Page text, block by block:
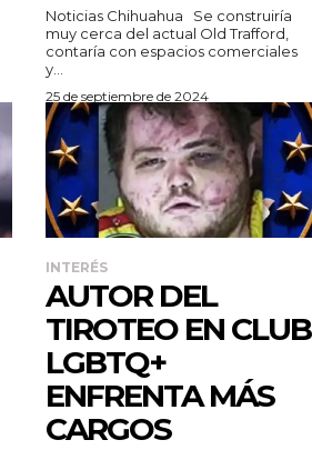
Noticias Chihuahua Se construiría
muy cerca del actual Old Trafford,
contaría con espacios comerciales
y...
25 de septiembre de 2024
INTERÉS
AUTOR DEL
TIROTEO EN CLUB
LGBTQ+
ENFRENTA MÁS
CARGOS